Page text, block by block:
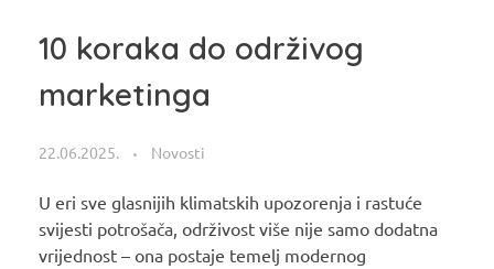
10 koraka do održivog
marketinga
22.06.2025. Novosti
U eri sve glasnijih klimatskih upozorenja i rastuće
svijesti potrošača, održivost više nije samo dodatna
vrijednost – ona postaje temelj modernog